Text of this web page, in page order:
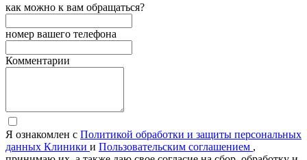
как можно к вам обращаться?
номер вашего телефона
Комментарии
Я ознакомлен с Политикой обработки и защиты персональных
данных Клиники и Пользовательским соглашением ,